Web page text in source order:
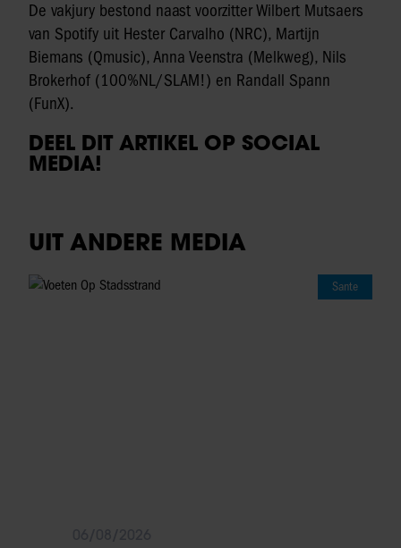
De vakjury bestond naast voorzitter Wilbert Mutsaers
van Spotify uit Hester Carvalho (NRC), Martijn
Biemans (Qmusic), Anna Veenstra (Melkweg), Nils
Brokerhof (100%NL/SLAM!) en Randall Spann
(FunX).
DEEL DIT ARTIKEL OP SOCIAL
MEDIA!
UIT ANDERE MEDIA
Sante